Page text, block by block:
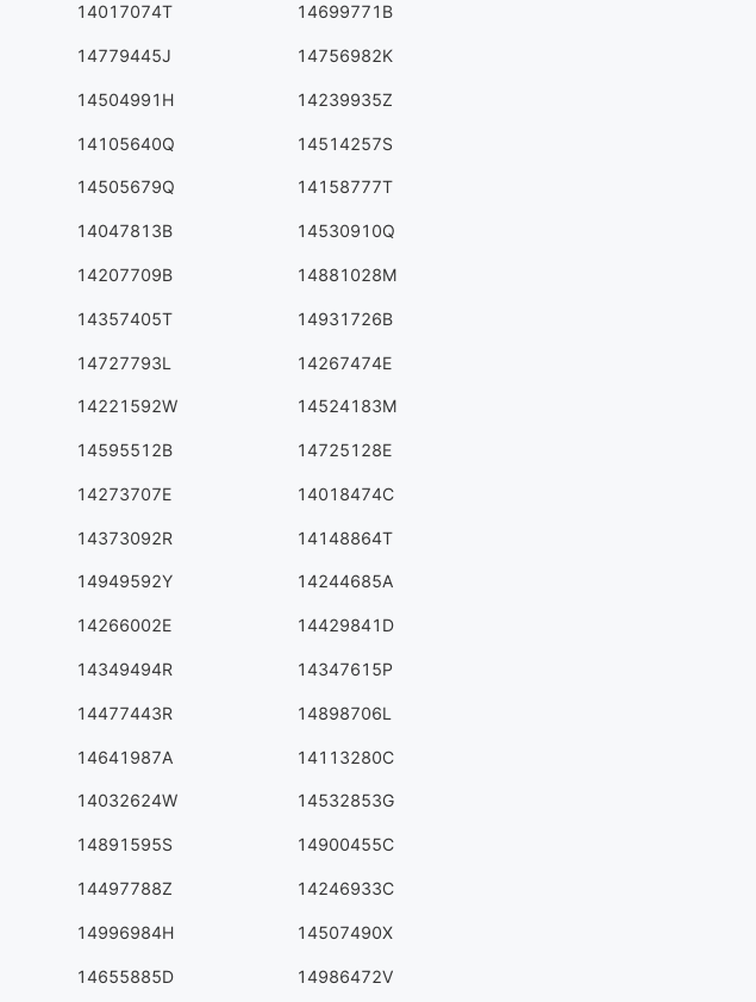
14017074T 14699771B
14779445J 14756982K
14504991H 14239935Z
14105640Q 14514257S
14505679Q 14158777T
14047813B 14530910Q
14207709B 14881028M
14357405T 14931726B
14727793L 14267474E
14221592W 14524183M
14595512B 14725128E
14273707E 14018474C
14373092R 14148864T
14949592Y 14244685A
14266002E 14429841D
14349494R 14347615P
14477443R 14898706L
14641987A 14113280C
14032624W 14532853G
14891595S 14900455C
14497788Z 14246933C
14996984H 14507490X
14655885D 14986472V